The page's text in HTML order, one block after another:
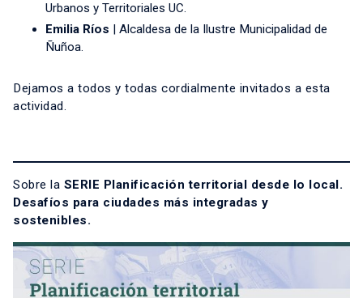
Urbanos y Territoriales UC.
Emilia Ríos | Alcaldesa de la Ilustre Municipalidad de
Ñuñoa.
Dejamos a todos y todas cordialmente invitados a esta
actividad.
Sobre la SERIE Planificación territorial desde lo local.
Desafíos para ciudades más integradas y
sostenibles.